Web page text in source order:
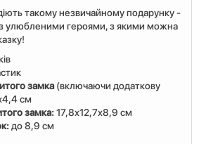
такому незвичайному подарунку -
улюбленими героями, з якими можна
замка(включаючи додаткову
см
замка:17,8х12,7х8,9 см
до 8,9 см